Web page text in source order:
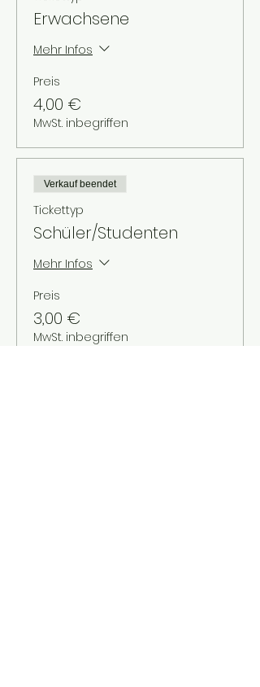
Erwachsene
Mehr Infos
Preis
4,00 €
MwSt. inbegriffen
Verkauf beendet
Tickettyp
Schüler/Studenten
Mehr Infos
Preis
3,00 €
MwSt. inbegriffen